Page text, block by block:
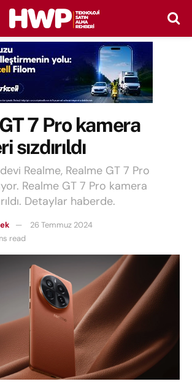
7 Pro kamera
Realme, Realme GT 7 Pro
Realme GT 7 Pro kamera
Detaylar haberde.
26 Temmuz 2024
read